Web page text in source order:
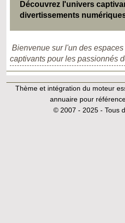
Découvrez l'univers
divertissements
Bienvenue sur l'un des
captivants pour les passionnés
Thème et intégration du moteur
annuaire pour
© 2007 - 2025 - Tous